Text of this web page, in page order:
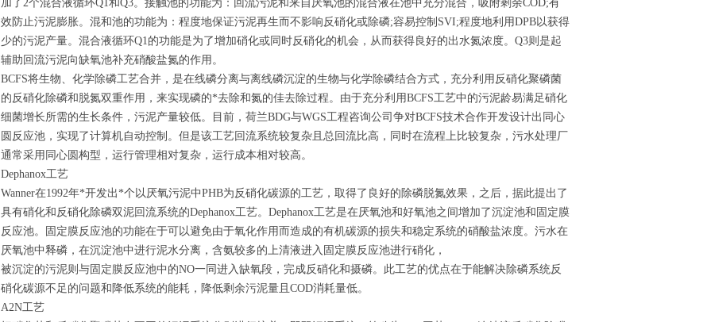
加了2个混合液循环Q1和Q3。接触池的功能为：回流污泥和来自厌氧池的混合液在池中充分混合，吸附剩余COD;有
效防止污泥膨胀。混和池的功能为：程度地保证污泥再生而不影响反硝化或除磷;容易控制SVI;程度地利用DPB以获得
少的污泥产量。混合液循环Q1的功能是为了增加硝化或同时反硝化的机会，从而获得良好的出水氮浓度。Q3则是起
辅助回流污泥向缺氧池补充硝酸盐氮的作用。
BCFS将生物、化学除磷工艺合并，是在线磷分离与离线磷沉淀的生物与化学除磷结合方式，充分利用反硝化聚磷菌
的反硝化除磷和脱氮双重作用，来实现磷的*去除和氮的佳去除过程。由于充分利用BCFS工艺中的污泥龄易满足硝化
细菌增长所需的生长条件，污泥产量较低。目前，荷兰BDG与WGS工程咨询公司争对BCFS技术合作开发设计出同心
圆反应池，实现了计算机自动控制。但是该工艺回流系统较复杂且总回流比高，同时在流程上比较复杂，污水处理厂
通常采用同心圆构型，运行管理相对复杂，运行成本相对较高。
Dephanox工艺
Wanner在1992年*开发出*个以厌氧污泥中PHB为反硝化碳源的工艺，取得了良好的除磷脱氮效果，之后，据此提出了
具有硝化和反硝化除磷双泥回流系统的Dephanox工艺。Dephanox工艺是在厌氧池和好氧池之间增加了沉淀池和固定膜
反应池。固定膜反应池的功能在于可以避免由于氧化作用而造成的有机碳源的损失和稳定系统的硝酸盐浓度。污水在
厌氧池中释磷，在沉淀池中进行泥水分离，含氨较多的上清液进入固定膜反应池进行硝化，
被沉淀的污泥则与固定膜反应池中的NO一同进入缺氧段，完成反硝化和摄磷。此工艺的优点在于能解决除磷系统反
硝化碳源不足的问题和降低系统的能耗，降低剩余污泥量且COD消耗量低。
A2N工艺